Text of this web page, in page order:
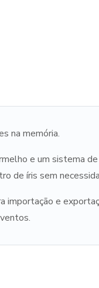
na memória.
e um sistema
de íris sem
e